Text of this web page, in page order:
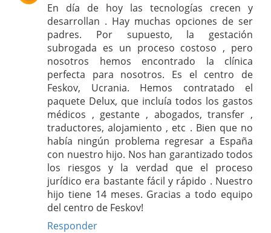
En día de hoy las tecnologías crecen y
desarrollan . Hay muchas opciones de ser
padres. Por supuesto, la gestación
subrogada es un proceso costoso , pero
nosotros hemos encontrado la clínica
perfecta para nosotros. Es el centro de
Feskov, Ucrania. Hemos contratado el
paquete Delux, que incluía todos los gastos
médicos , gestante , abogados, transfer ,
traductores, alojamiento , etc . Bien que no
había ningún problema regresar a España
con nuestro hijo. Nos han garantizado todos
los riesgos y la verdad que el proceso
jurídico era bastante fácil y rápido . Nuestro
hijo tiene 14 meses. Gracias a todo equipo
del centro de Feskov!
Responder